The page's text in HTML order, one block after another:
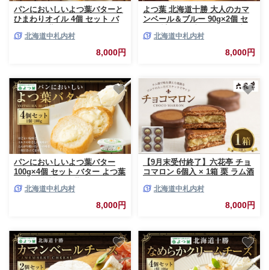
パンにおいしいよつ葉バターと
ひまわりオイル 4個 セット バ
イル 乳製品 冷蔵 [009-0174]
北海道中札内村
8,000円
よつ葉 北海道十勝 大人のカマ
ンベール＆ブルー 90g×2個 セ
ビ 生乳 はちみつ ジャム フルー
北海道中札内村
8,000円
パンにおいしいよつ葉バター
100g×4個 セット バター よつ葉
北海道中札内村
8,000円
【9月末受付終了】六花亭 チョ
コマロン 6個入 × 1箱 栗 ラム酒
コレート 手作業 焼き菓子 チョ
コ チョコレート マロン 洋菓子
お菓子 菓子 スイーツ 北海道 十
北海道中札内村
8,000円